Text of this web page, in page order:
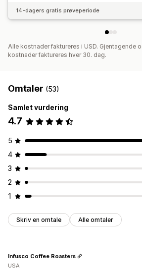
14-dagers gratis prøveperiode
Alle kostnader faktureres i USD. Gjentagende
kostnader faktureres hver 30. dag.
Omtaler (53)
Samlet vurdering
4.7
5
4
3
2
1
Skriv en omtale Alle omtaler
Infusco Coffee Roasters
USA